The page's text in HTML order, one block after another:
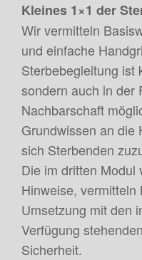
Kleines 1×1 der
Wir vermitteln
und einfache
Sterbebegleitung ist
sondern auch in der
Nachbarschaft
Grundwissen an die
sich Sterbenden
Die im dritten Modul
Hinweise, vermitteln
Umsetzung mit den
Verfügung
Sicherheit.